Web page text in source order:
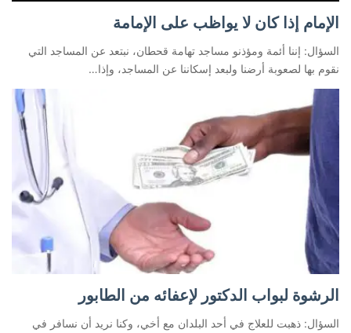
الإمام إذا كان لا يواظب على الإمامة
السؤال: إننا أئمة ومؤذنو مساجد تهامة قحطان، نبتعد عن المساجد التي
نقوم بها لصعوبة أرضنا ولبعد إسكاننا عن المساجد، وإذا…
الرشوة لبواب الدكتور لإعفائه من الطابور
السؤال: ذهبت للعلاج في أحد البلدان مع أخي، وكنا نريد أن نسافر في